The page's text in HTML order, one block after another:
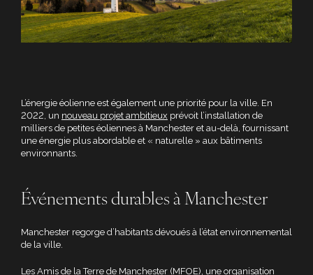
L’énergie éolienne est également une priorité pour la ville. En
2022, un nouveau projet ambitieux prévoit l’installation de
milliers de petites éoliennes à Manchester et au-delà, fournissant
une énergie plus abordable et « naturelle » aux bâtiments
environnants.
Événements durables à Manchester
Manchester regorge d’habitants dévoués à l’état environnemental
de la ville.
Les Amis de la Terre de Manchester (MFOE), une organisation